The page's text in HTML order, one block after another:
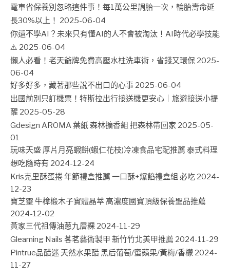
電車省保養別忽略這件事！每1萬公里調胎一次，輪胎壽命延
長30%以上！ 2025-06-04
你還不學AI？未來只有懂AI的人不會被淘汰！AI時代必學技能
⚠️ 2025-06-04
懶人必看！老天爺牌免費高壓水柱洗車術，省錢又環保 2025-
06-04
好多好多，藏著那些說不出口的心事 2025-06-04
出國前別只訂機票！特斯拉出行接送機更安心｜旅遊接送小提
醒 2025-05-28
Gdesign AROMA 葉紙 森林擴香組 把森林帶回家 2025-05-
01
玩味天盛 厚片月亮蝦餅(蝦仁花枝)冷凍食品宅配推薦 泰式料理
想吃隨時有 2024-12-24
Kris克里酥蛋捲 年節禮盒推薦 一口酥+爆餡禮盒組 必吃 2024-
12-23
寶芝靈 牛樟椴木子實體晶萃 高濃度國寶頂級保養聖品推薦
2024-12-02
黃家三代祖傳油蔥九層粿 2024-11-29
Gleaming Nails 茖茗藝術製甲 新竹竹北美甲推薦 2024-11-29
Pintrue品醋迷 天然水果醋 黑后葡萄/蜜蘋果/黃梅/香檬 2024-
11-27